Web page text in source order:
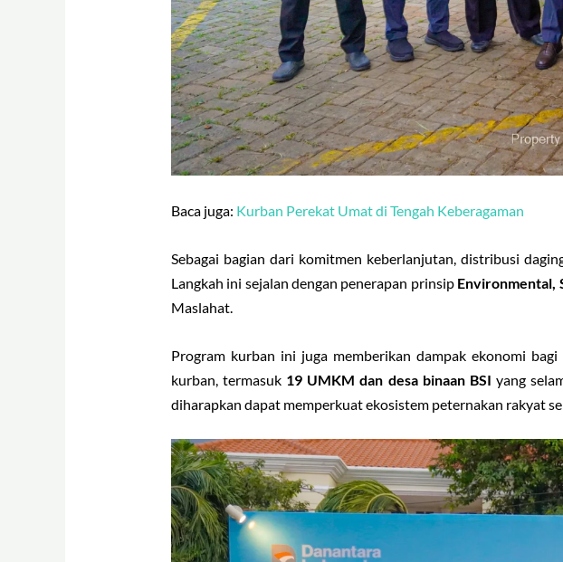
Baca juga: Kurban Perekat Umat di Tengah Keberagaman
Sebagai bagian dari komitmen keberlanjutan, distribusi
Langkah ini sejalan dengan penerapan prinsip Environmental,
Maslahat.
Program kurban ini juga memberikan dampak ekonomi bagi
kurban, termasuk 19 UMKM dan desa binaan BSI yang
diharapkan dapat memperkuat ekosistem peternakan rakyat